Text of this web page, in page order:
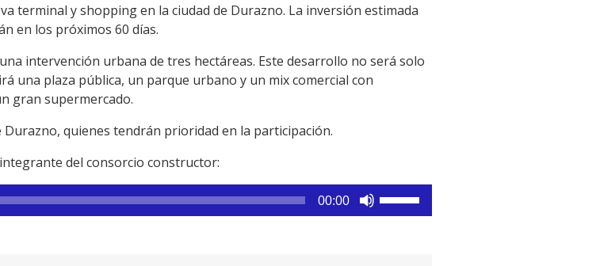
terminal y shopping en la ciudad de Durazno. La inversión estimada
en los próximos 60 días.
intervención urbana de tres hectáreas. Este desarrollo no será solo
una plaza pública, un parque urbano y un mix comercial con
gran supermercado.
quienes tendrán prioridad en la participación.
del consorcio constructor:
00:00